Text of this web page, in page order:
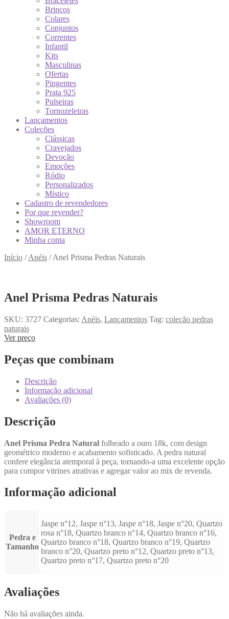
Brincos
Colares
Conjuntos
Correntes
Infantil
Kits
Masculinas
Ofertas
Pingentes
Prata 925
Pulseiras
Tornozeleiras
Lançamentos
Coleções
Clássicas
Cravejados
Devoção
Emoções
Ródio
Personalizados
Místico
Cadastro de revendedores
Por que revender?
Showroom
AMOR ETERNO
Minha conta
Início /Anéis /Anel Prisma Pedras Naturais
Anel Prisma Pedras Naturais
SKU: 3727 Categorias: Anéis, Lançamentos Tag: coleção pedras
naturais
Ver preço
Peças que combinam
Descrição
Informação adicional
Avaliações (0)
Descrição
Anel Prisma Pedra Natural folheado a ouro 18k, com design
geométrico moderno e acabamento sofisticado. A pedra natural
confere elegância atemporal à peça, tornando-a uma excelente opção
para compor vitrines atrativas e agregar valor ao mix de revenda.
Informação adicional
Pedra e
Tamanho
Jaspe n°12, Jaspe n°13, Jaspe n°18, Jaspe n°20, Quartzo
rosa n°18, Quartzo branco n°14, Quartzo branco n°16,
Quartzo branco n°18, Quartzo branco n°19, Quartzo
branco n°20, Quartzo preto n°12, Quartzo preto n°13,
Quartzo preto n°17, Quartzo preto n°20
Avaliações
Não há avaliações ainda.